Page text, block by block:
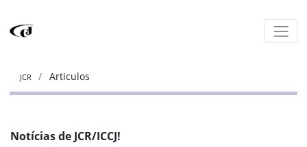
JCR Articulos
Notícias de JCR/ICCJ!